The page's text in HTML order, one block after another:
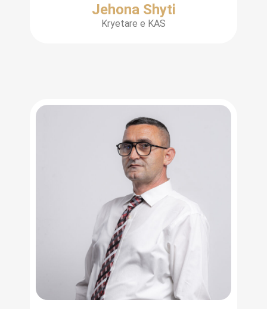
Jehona Shyti
Kryetare e KAS